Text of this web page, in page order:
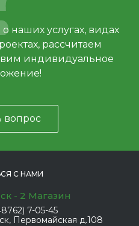
наших услугах, видах
рассчитаем
индивидуальное
вопрос
С НАМИ
- 2 Магазин
7-05-45
Первомайская д.108